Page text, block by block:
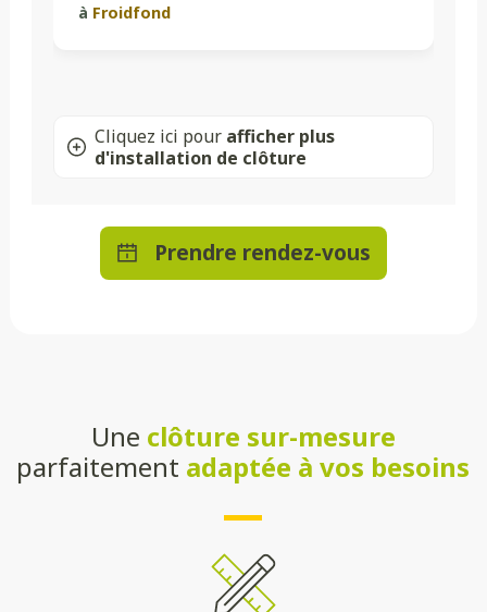
à Froidfond
Cliquez ici pour afficher plus
d'installation de clôture
Prendre rendez-vous
Une clôture sur-mesure
parfaitement adaptée à vos besoins